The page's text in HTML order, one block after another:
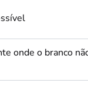
onde o branco